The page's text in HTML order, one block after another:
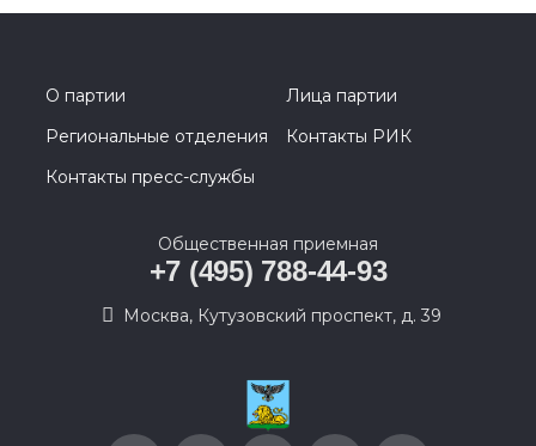
О партии
Лица партии
Региональные отделения
Контакты РИК
Контакты пресс-службы
Общественная приемная
+7 (495) 788-44-93
Москва, Кутузовский проспект, д. 39